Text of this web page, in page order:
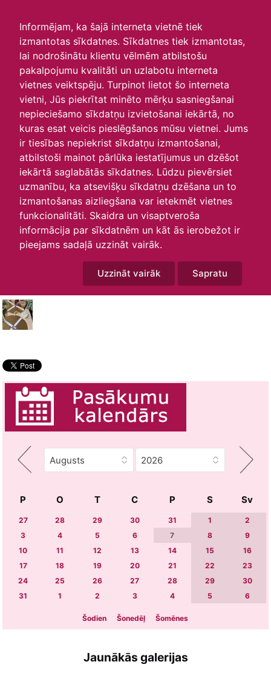
Informējam, ka šajā interneta vietnē tiek
izmantotas sīkdatnes. Sīkdatnes tiek izmantotas,
lai nodrošinātu klientu vēlmēm atbilstošu
pakalpojumu kvalitāti un uzlabotu interneta
vietnes veiktspēju. Turpinot lietot šo interneta
vietni, Jūs piekrītat minēto mērķu sasniegšanai
nepieciešamo sīkdatņu izvietošanai iekārtā, no
kuras esat veicis pieslēgšanos mūsu vietnei. Jums
ir tiesības nepiekrist sīkdatņu izmantošanai,
atbilstoši mainot pārlūka iestatījumus un dzēšot
iekārtā saglabātās sīkdatnes. Lūdzu pievērsiet
uzmanību, ka atsevišķu sīkdatņu dzēšana un to
izmantošanas aizliegšana var ietekmēt vietnes
funkcionalitāti. Skaidra un visaptveroša
informācija par sīkdatnēm un kāt ās ierobežot ir
pieejams sadaļā uzzināt vairāk.
Uzzināt vairāk Sapratu
Vasaras skoliņas lietainās
dienas aktivitāte
12.06.2026
Lietainā dienā centāmies radīt saulīti ziedošai vasarai
un katrs pats savas saulītes viducī!
P O T C P S Sv
27 28 29 30 31 1
2
3
4 5 6 7 8
9
10
11 12 13 14 15
16
17
18 19 20 21 22
23
24
25 26 27 28 29
30
31
1 2 3 4 5 6
Šodien Šonedēļ Šomēnes
Jaunākās galerijas